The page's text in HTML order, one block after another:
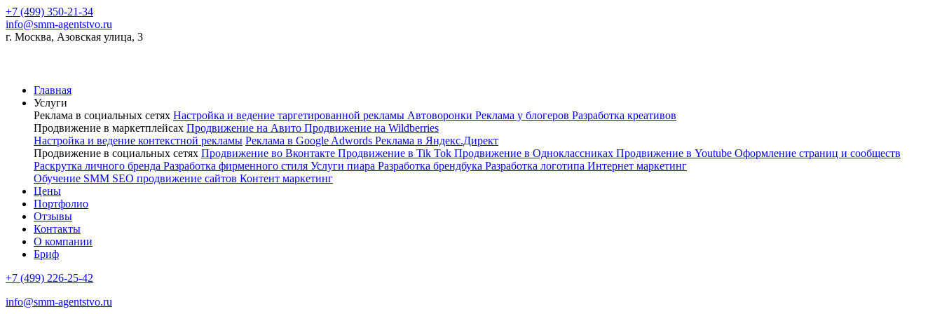
+7 (499) 350-21-34
info@smm-agentstvo.ru
г. Москва, Азовская улица, 3
Главная
Услуги
Реклама в социальных сетях Настройка и ведение таргетированной рекламы Автоворонки Реклама у блогеров Разработка креативов
Продвижение в маркетплейсах Продвижение на Авито Продвижение на Wildberries
Настройка и ведение контекстной рекламы Реклама в Google Adwords Реклама в Яндекс.Директ
Продвижение в социальных сетях Продвижение во Вконтакте Продвижение в Tik Tok Продвижение в Одноклассниках Продвижение в Youtube Оформление страниц и сообществ
Раскрутка личного бренда Разработка фирменного стиля Услуги пиара Разработка брендбука Разработка логотипа Интернет маркетинг
Обучение SMM SEO продвижение сайтов Контент маркетинг
Цены
Портфолио
Отзывы
Контакты
О компании
Бриф
+7 (499) 226-25-42
info@smm-agentstvo.ru